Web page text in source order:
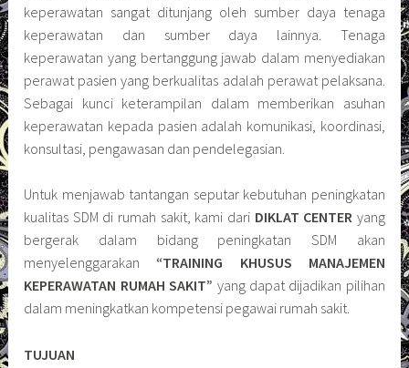
keperawatan sangat ditunjang oleh sumber daya tenaga
keperawatan dan sumber daya lainnya. Tenaga
keperawatan yang bertanggung jawab dalam menyediakan
perawat pasien yang berkualitas adalah perawat pelaksana.
Sebagai kunci keterampilan dalam memberikan asuhan
keperawatan kepada pasien adalah komunikasi, koordinasi,
konsultasi, pengawasan dan pendelegasian.
Untuk menjawab tantangan seputar kebutuhan peningkatan
kualitas SDM di rumah sakit, kami dari DIKLAT CENTER yang
bergerak dalam bidang peningkatan SDM akan
menyelenggarakan “TRAINING KHUSUS MANAJEMEN
KEPERAWATAN RUMAH SAKIT” yang dapat dijadikan pilihan
dalam meningkatkan kompetensi pegawai rumah sakit.
TUJUAN